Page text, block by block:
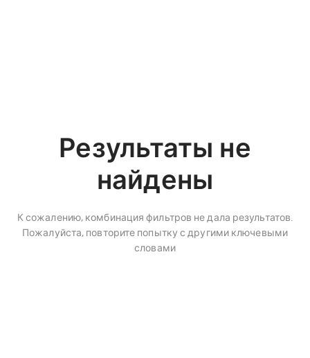
Результаты не
найдены
К сожалению, комбинация фильтров не дала результатов.
Пожалуйста, повторите попытку с другими ключевыми
словами